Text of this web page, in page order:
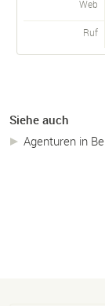
Web
Ruf
Siehe auch
Agenturen in